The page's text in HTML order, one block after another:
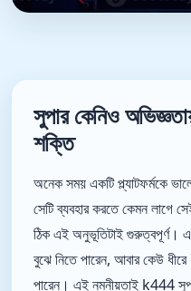
সুপার কেনিও
শক্তি
অনেক সময় একটি প্ল্যাটফর্মকে
সেটি ব্যবহার করতে কেমন লাগে
ঠিক এই অনুভূতিটাই গুরুত্বপূর্ণ।
বুঝে নিতে পারেন, আবার কেউ ধীরে
পারেন। এই নমনীয়তাই k444